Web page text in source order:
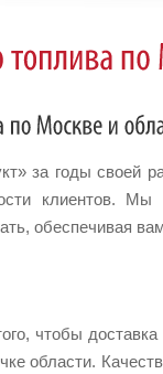
за годы своей
клиентов.
обеспечивая
чтобы
области.